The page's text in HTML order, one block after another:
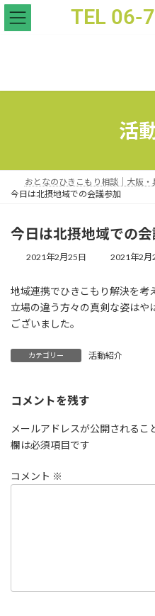
TEL 06-
活
おとなのひきこもり相談｜大阪・
今日は北摂地域での会議参加
今日は北摂地域での会
2021年2月25日 2021年2月
地域連携でひきこもり解決を考
立場の違う方々の真剣な姿はや
ございました。
カテゴリー 活動紹介
コメントを残す
メールアドレスが公開されるこ
欄は必須項目です
コメント ※